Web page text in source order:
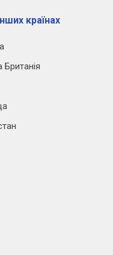
країнах
Британія